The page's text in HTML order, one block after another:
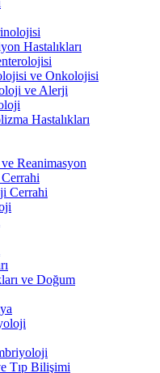
Hastalıkları
ve Onkolojisi
ve Alerji
Hastalıkları
Reanimasyon
Cerrahi
ve Doğum
Tıp Bilişimi